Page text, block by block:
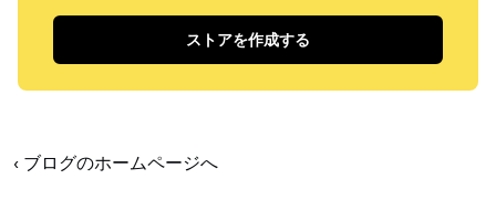
ストアを作成する
‹ ブログのホームページへ